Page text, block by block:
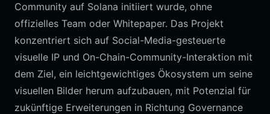
Community auf Solana initiiert wurde, ohne
offizielles Team oder Whitepaper. Das Projekt
konzentriert sich auf Social-Media-gesteuerte
visuelle IP und On-Chain-Community-Interaktion mit
dem Ziel, ein leichtgewichtiges Ökosystem um seine
visuellen Bilder herum aufzubauen, mit Potenzial für
zukünftige Erweiterungen in Richtung Governance